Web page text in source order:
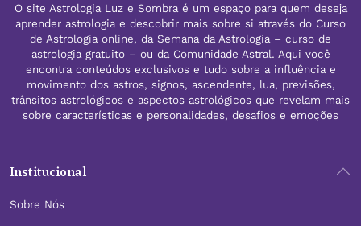
O site Astrologia Luz e Sombra é um espaço para quem deseja
aprender astrologia e descobrir mais sobre si através do Curso
de Astrologia online, da Semana da Astrologia – curso de
astrologia gratuito – ou da Comunidade Astral. Aqui você
encontra conteúdos exclusivos e tudo sobre a influência e
movimento dos astros, signos, ascendente, lua, previsões,
trânsitos astrológicos e aspectos astrológicos que revelam mais
sobre características e personalidades, desafios e emoções
Institucional
Sobre Nós